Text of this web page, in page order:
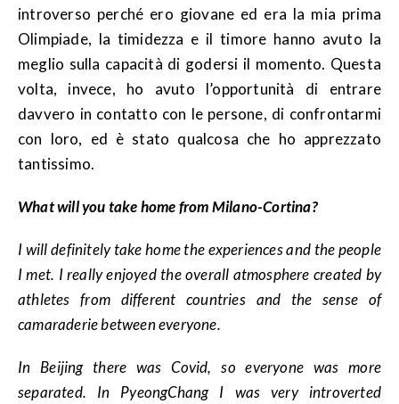
introverso perché ero giovane ed era la mia prima
Olimpiade, la timidezza e il timore hanno avuto la
meglio sulla capacità di godersi il momento. Questa
volta, invece, ho avuto l’opportunità di entrare
davvero in contatto con le persone, di confrontarmi
con loro, ed è stato qualcosa che ho apprezzato
tantissimo.
What will you take home from Milano-Cortina?
I will definitely take home the experiences and the people
I met. I really enjoyed the overall atmosphere created by
athletes from different countries and the sense of
camaraderie between everyone.
In Beijing there was Covid, so everyone was more
separated. In PyeongChang I was very introverted